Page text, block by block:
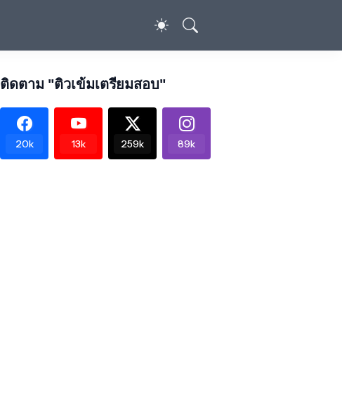
ติดตาม "ติวเข้มเตรียมสอบ"
20k 13k 259k 89k